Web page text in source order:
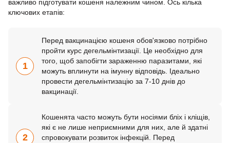
важливо підготувати кошеня належним чином. Ось кілька
ключових етапів:
1
Перед вакцинацією кошеня обов'язково потрібно
пройти курс дегельмінтизації. Це необхідно для
того, щоб запобігти зараженню паразитами, які
можуть вплинути на імунну відповідь. Ідеально
провести дегельмінтизацію за 7-10 днів до
вакцинації.
2
Кошенята часто можуть бути носіями бліх і кліщів,
які є не лише неприємними для них, але й здатні
спровокувати розвиток інфекцій. Перед